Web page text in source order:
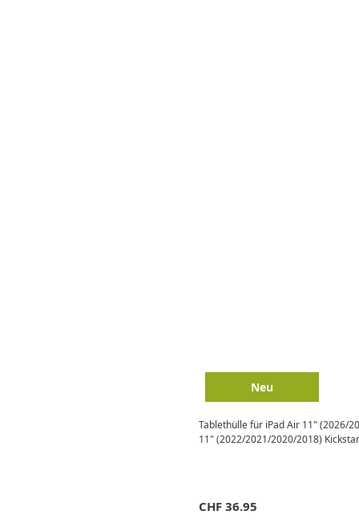
Neu
Tablethülle für iPad Air 11" (2026/
11" (2022/2021/2020/2018)
CHF 36.95